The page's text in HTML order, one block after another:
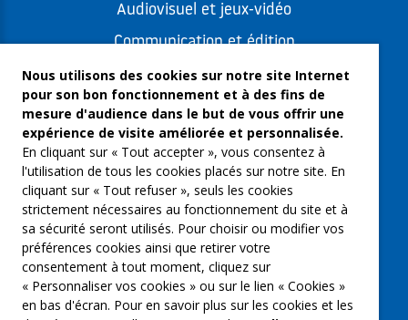
Audiovisuel et jeux-vidéo
Communication et édition
Freelances et artistes-auteurs
Musique et spectacles
Qui sommes-nous ?
Groupe Emargence
C’moi le chef
Actualités
Contactez nous
Mentions légales
Nous utilisons des cookies sur notre site Internet
pour son bon fonctionnement et à des fins de
mesure d'audience dans le but de vous offrir une
expérience de visite améliorée et personnalisée.
En cliquant sur « Tout accepter », vous consentez à
l'utilisation de tous les cookies placés sur notre site. En
cliquant sur « Tout refuser », seuls les cookies
strictement nécessaires au fonctionnement du site et à
sa sécurité seront utilisés. Pour choisir ou modifier vos
préférences cookies ainsi que retirer votre
consentement à tout moment, cliquez sur
« Personnaliser vos cookies » ou sur le lien « Cookies »
en bas d'écran. Pour en savoir plus sur les cookies et les